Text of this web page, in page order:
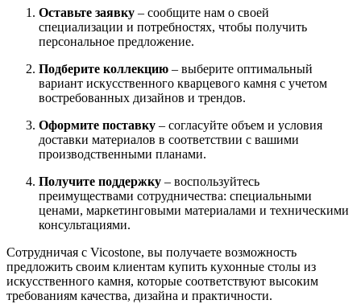
Оставьте заявку – сообщите нам о своей
специализации и потребностях, чтобы получить
персональное предложение.
Подберите коллекцию – выберите оптимальный
вариант искусственного кварцевого камня с учетом
востребованных дизайнов и трендов.
Оформите поставку – согласуйте объем и условия
доставки материалов в соответствии с вашими
производственными планами.
Получите поддержку – воспользуйтесь
преимуществами сотрудничества: специальными
ценами, маркетинговыми материалами и техническими
консультациями.
Сотрудничая с Vicostone, вы получаете возможность
предложить своим клиентам купить кухонные столы из
искусственного камня, которые соответствуют высоким
требованиям качества, дизайна и практичности.